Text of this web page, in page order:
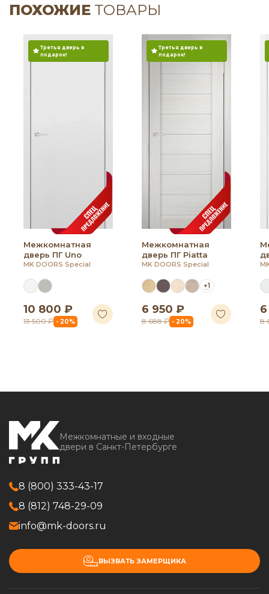
ПОХОЖИЕ ТОВАРЫ
Третья дверь в
подарок!
Межкомнатная
дверь ПГ Uno
MK DOORS Special
10 800 ₽
13 500 ₽ - 20%
Третья дверь в
подарок!
Межкомнатная
дверь ПГ Piatta
MK DOORS Special
+1
6 950 ₽
8 688 ₽ - 20% 8
Межкомнатные и входные
двери в Санкт-Петербурге
8 (800) 333-43-17
8 (812) 748-29-09
info@mk-doors.ru
ВЫЗВАТЬ ЗАМЕРЩИКА